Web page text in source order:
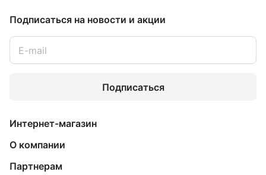
Подписаться на новости и акции
Подписаться
Интернет-магазин
О компании
Партнерам